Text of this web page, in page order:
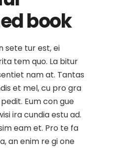
book
sete tur est, ei
tem quo. La bitur
nam at. Tantas
et mel, cu pro gra
Eum con gue
ira cundia estu ad.
eam et. Pro te fa
an enim re gi one